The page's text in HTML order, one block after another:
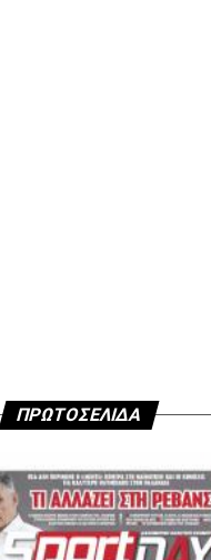
Π.Α.Ο.Κ.
έχουν σημασία για εμάς
πάνω απο αυτά τα ιερά
ΠΡΩΤΟΣΕΛΙΔΑ